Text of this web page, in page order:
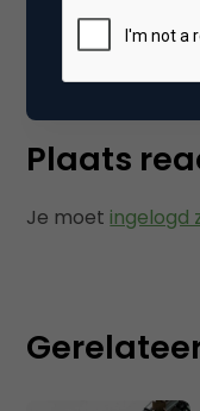
Tags
Plaats
Je moet ingelogd